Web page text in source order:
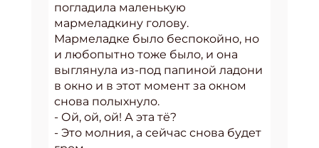
погладила маленькую
мармеладкину голову.
Мармеладке было беспокойно, но
и любопытно тоже было, и она
выглянула из-под папиной ладони
в окно и в этот момент за окном
снова полыхнуло.
- Ой, ой, ой! А эта тё?
- Это молния, а сейчас снова будет